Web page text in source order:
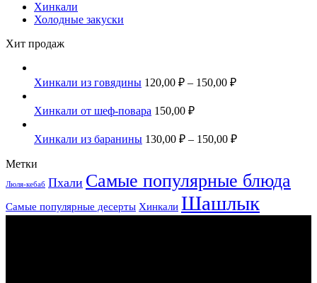
Хинкали
Холодные закуски
Хит продаж
Хинкали из говядины 120,00 ₽ – 150,00 ₽
Хинкали от шеф-повара 150,00 ₽
Хинкали из баранины 130,00 ₽ – 150,00 ₽
Метки
Люля-кебаб Пхали Самые популярные блюда
Самые популярные десерты Хинкали Шашлык